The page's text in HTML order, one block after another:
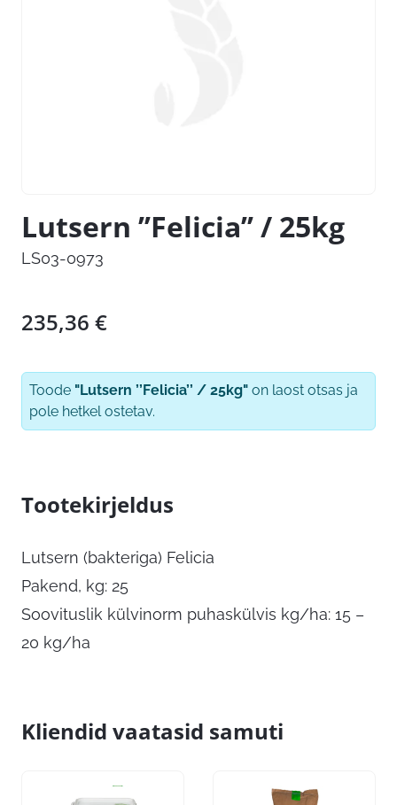
Lutsern ’’Felicia’’ / 25kg
LS03-0973
235,36 €
Toode "Lutsern ’’Felicia’’ / 25kg" on laost otsas ja
pole hetkel ostetav.
Tootekirjeldus
Lutsern (bakteriga) Felicia
Pakend, kg: 25
Soovituslik külvinorm puhaskülvis kg/ha: 15 –
20 kg/ha
Kliendid vaatasid samuti